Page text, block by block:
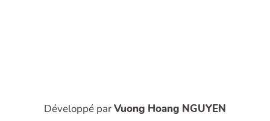
Développé parVuong Hoang NGUYEN